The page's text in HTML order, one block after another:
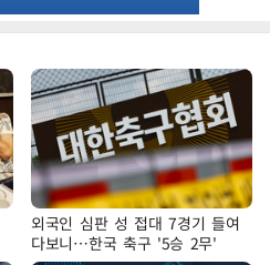
외국인 심판 성 접대 7경기 들여
다보니…한국 축구 '5승 2무'